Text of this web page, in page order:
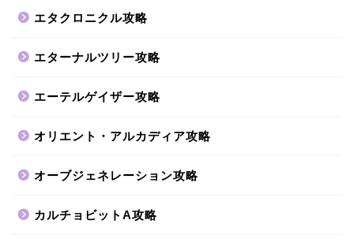
エタクロニクル攻略
エターナルツリー攻略
エーテルゲイザー攻略
オリエント・アルカディア攻略
オーブジェネレーション攻略
カルチョビットA攻略